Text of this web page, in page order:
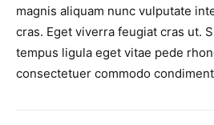
magnis aliquam nunc vulputate
cras. Eget viverra feugiat cras ut.
tempus ligula eget vitae pede
consectetuer commodo